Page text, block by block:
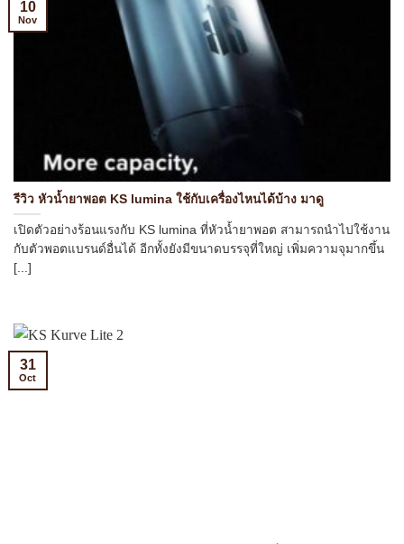
รีวิว หัวน้ำยาพอต KS lumina ใช้กับเครื่องไหนได้บ้าง มาดู
เปิดตัวอย่างร้อนแรงกับ KS lumina ที่หัวน้ำยาพอต สามารถนำไปใช้งาน
กับตัวพอตแบรนด์อื่นได้ อีกทั้งยังมีขนาดบรรจุที่ใหญ่ เพิ่มความจุมากขึ้น
[...]
10
Nov
31
Oct